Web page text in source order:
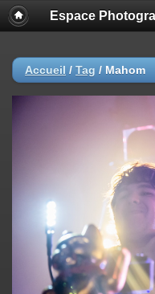
Espace
Accueil / Tag / Mahom